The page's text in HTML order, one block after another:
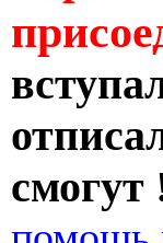
смогут